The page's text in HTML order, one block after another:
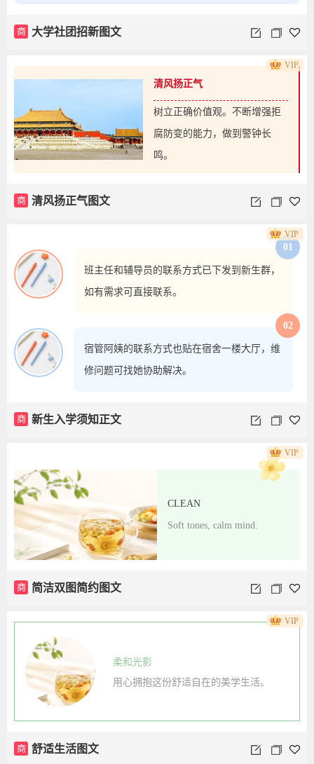
商 大学社团招新图文
清风扬正气
树立正确价值观。不断增强拒
腐防变的能力，做到警钟长
鸣。
商 清风扬正气图文
VIP
01
班主任和辅导员的联系方式已下发到新生群，
如有需求可直接联系。
02
宿管阿姨的联系方式也贴在宿舍一楼大厅，维
修问题可找她协助解决。
商 新生入学须知正文
VIP
CLEAN
Soft tones, calm mind.
商 简洁双图简约图文
VIP
柔和光影
用心拥抱这份舒适自在的美学生活。
商 舒适生活图文
VIP